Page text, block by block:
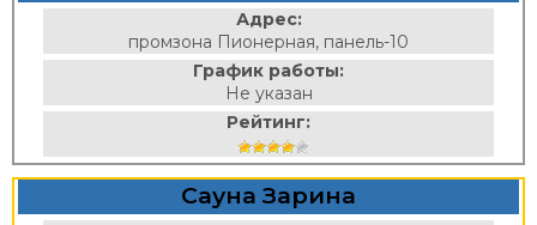
Адрес:
промзона Пионерная, панель-10
График работы:
Не указан
Рейтинг:
Сауна Зарина